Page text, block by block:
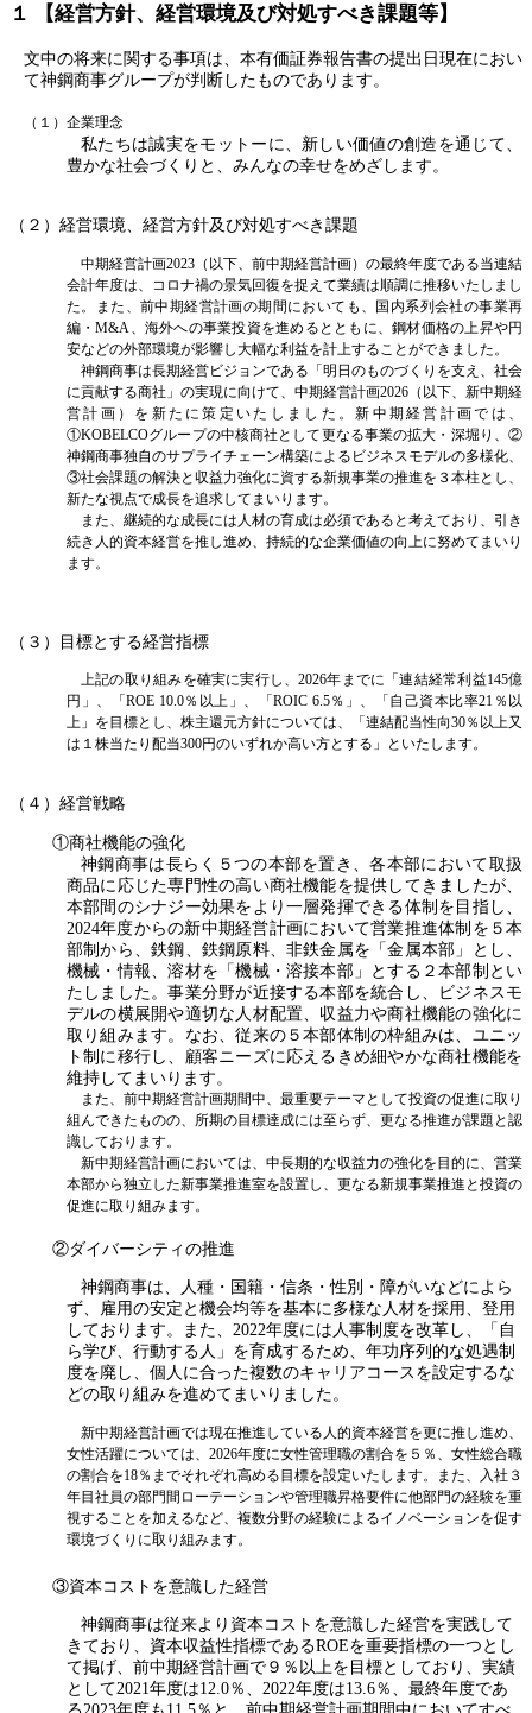
１ 【経営方針、経営環境及び対処すべき課題等】
文中の将来に関する事項は、本有価証券報告書の提出日現在におい
て神鋼商事グループが判断したものであります。
（１）企業理念
私たちは誠実をモットーに、新しい価値の創造を通じて、
豊かな社会づくりと、みんなの幸せをめざします。
（２）経営環境、経営方針及び対処すべき課題
中期経営計画2023（以下、前中期経営計画）の最終年度である当連結
会計年度は、コロナ禍の景気回復を捉えて業績は順調に推移いたしまし
た。また、前中期経営計画の期間においても、国内系列会社の事業再
編・M&A、海外への事業投資を進めるとともに、鋼材価格の上昇や円
安などの外部環境が影響し大幅な利益を計上することができました。
神鋼商事は長期経営ビジョンである「明日のものづくりを支え、社会
に貢献する商社」の実現に向けて、中期経営計画2026（以下、新中期経
営計画）を新たに策定いたしました。新中期経営計画では、
①KOBELCOグループの中核商社として更なる事業の拡大・深堀り、②
神鋼商事独自のサプライチェーン構築によるビジネスモデルの多様化、
③社会課題の解決と収益力強化に資する新規事業の推進を３本柱とし、
新たな視点で成長を追求してまいります。
また、継続的な成長には人材の育成は必須であると考えており、引き
続き人的資本経営を推し進め、持続的な企業価値の向上に努めてまいり
ます。
（３）目標とする経営指標
上記の取り組みを確実に実行し、2026年までに「連結経常利益145億
円」、「ROE 10.0％以上」、「ROIC 6.5％」、「自己資本比率21％以
上」を目標とし、株主還元方針については、「連結配当性向30％以上又
は１株当たり配当300円のいずれか高い方とする」といたします。
（４）経営戦略
①商社機能の強化
神鋼商事は長らく５つの本部を置き、各本部において取扱
商品に応じた専門性の高い商社機能を提供してきましたが、
本部間のシナジー効果をより一層発揮できる体制を目指し、
2024年度からの新中期経営計画において営業推進体制を５本
部制から、鉄鋼、鉄鋼原料、非鉄金属を「金属本部」とし、
機械・情報、溶材を「機械・溶接本部」とする２本部制とい
たしました。事業分野が近接する本部を統合し、ビジネスモ
デルの横展開や適切な人材配置、収益力や商社機能の強化に
取り組みます。なお、従来の５本部体制の枠組みは、ユニッ
ト制に移行し、顧客ニーズに応えるきめ細やかな商社機能を
維持してまいります。
また、前中期経営計画期間中、最重要テーマとして投資の促進に取り
組んできたものの、所期の目標達成には至らず、更なる推進が課題と認
識しております。
新中期経営計画においては、中長期的な収益力の強化を目的に、営業
本部から独立した新事業推進室を設置し、更なる新規事業推進と投資の
促進に取り組みます。
②ダイバーシティの推進
神鋼商事は、人種・国籍・信条・性別・障がいなどによら
ず、雇用の安定と機会均等を基本に多様な人材を採用、登用
しております。また、2022年度には人事制度を改革し、「自
ら学び、行動する人」を育成するため、年功序列的な処遇制
度を廃し、個人に合った複数のキャリアコースを設定するな
どの取り組みを進めてまいりました。
新中期経営計画では現在推進している人的資本経営を更に推し進め、
女性活躍については、2026年度に女性管理職の割合を５％、女性総合職
の割合を18％までそれぞれ高める目標を設定いたします。また、入社３
年目社員の部門間ローテーションや管理職昇格要件に他部門の経験を重
視することを加えるなど、複数分野の経験によるイノベーションを促す
環境づくりに取り組みます。
③資本コストを意識した経営
神鋼商事は従来より資本コストを意識した経営を実践して
きており、資本収益性指標であるROEを重要指標の一つとし
て掲げ、前中期経営計画で９％以上を目標としており、実績
として2021年度は12.0％、2022年度は13.6％、最終年度であ